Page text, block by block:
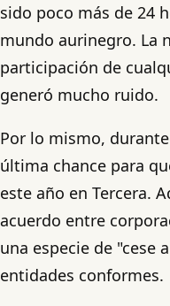
sido poco más de 24
mundo aurinegro. La
participación de
generó mucho ruido.
Por lo mismo,
última chance para
este año en Tercera.
acuerdo entre
una especie de "cese
entidades conformes.